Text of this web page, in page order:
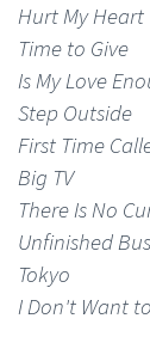
Hurt My Heart
Time to Give
Is My Love
Step Outside
First Time
Big TV
There Is No
Unfinished
Tokyo
I Don't Want